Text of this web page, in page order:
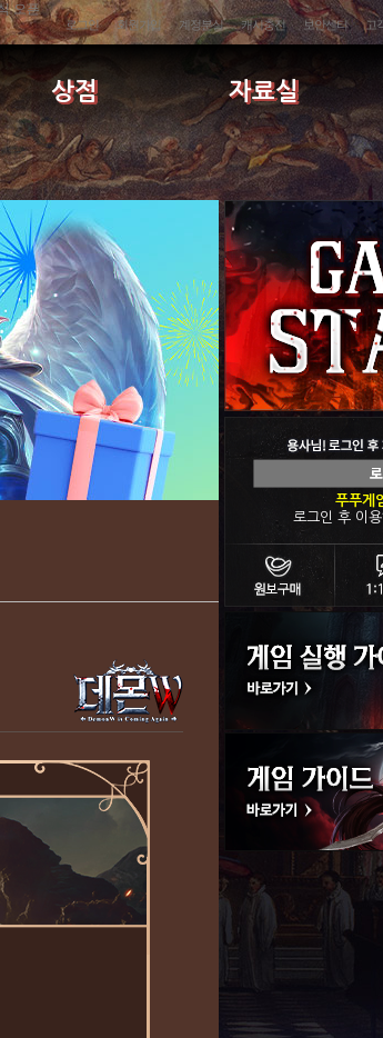
로그인 회원가입 계정분실 캐시충전 보안센터 고
상점 자료실
푸푸게
로그인 후 이